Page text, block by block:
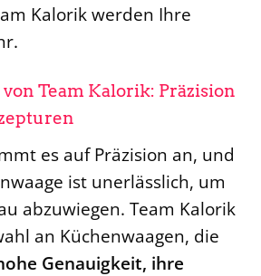
Kalorik werden Ihre
Team Kalorik: Präzision
es auf Präzision an, und
ist unerlässlich, um
abzuwiegen. Team Kalorik
an Küchenwaagen, die
Genauigkeit, ihre